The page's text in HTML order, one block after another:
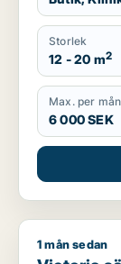
Storlek
12 - 20 m2
Max. per
6 000 SEK
Victoria
1 mån sedan